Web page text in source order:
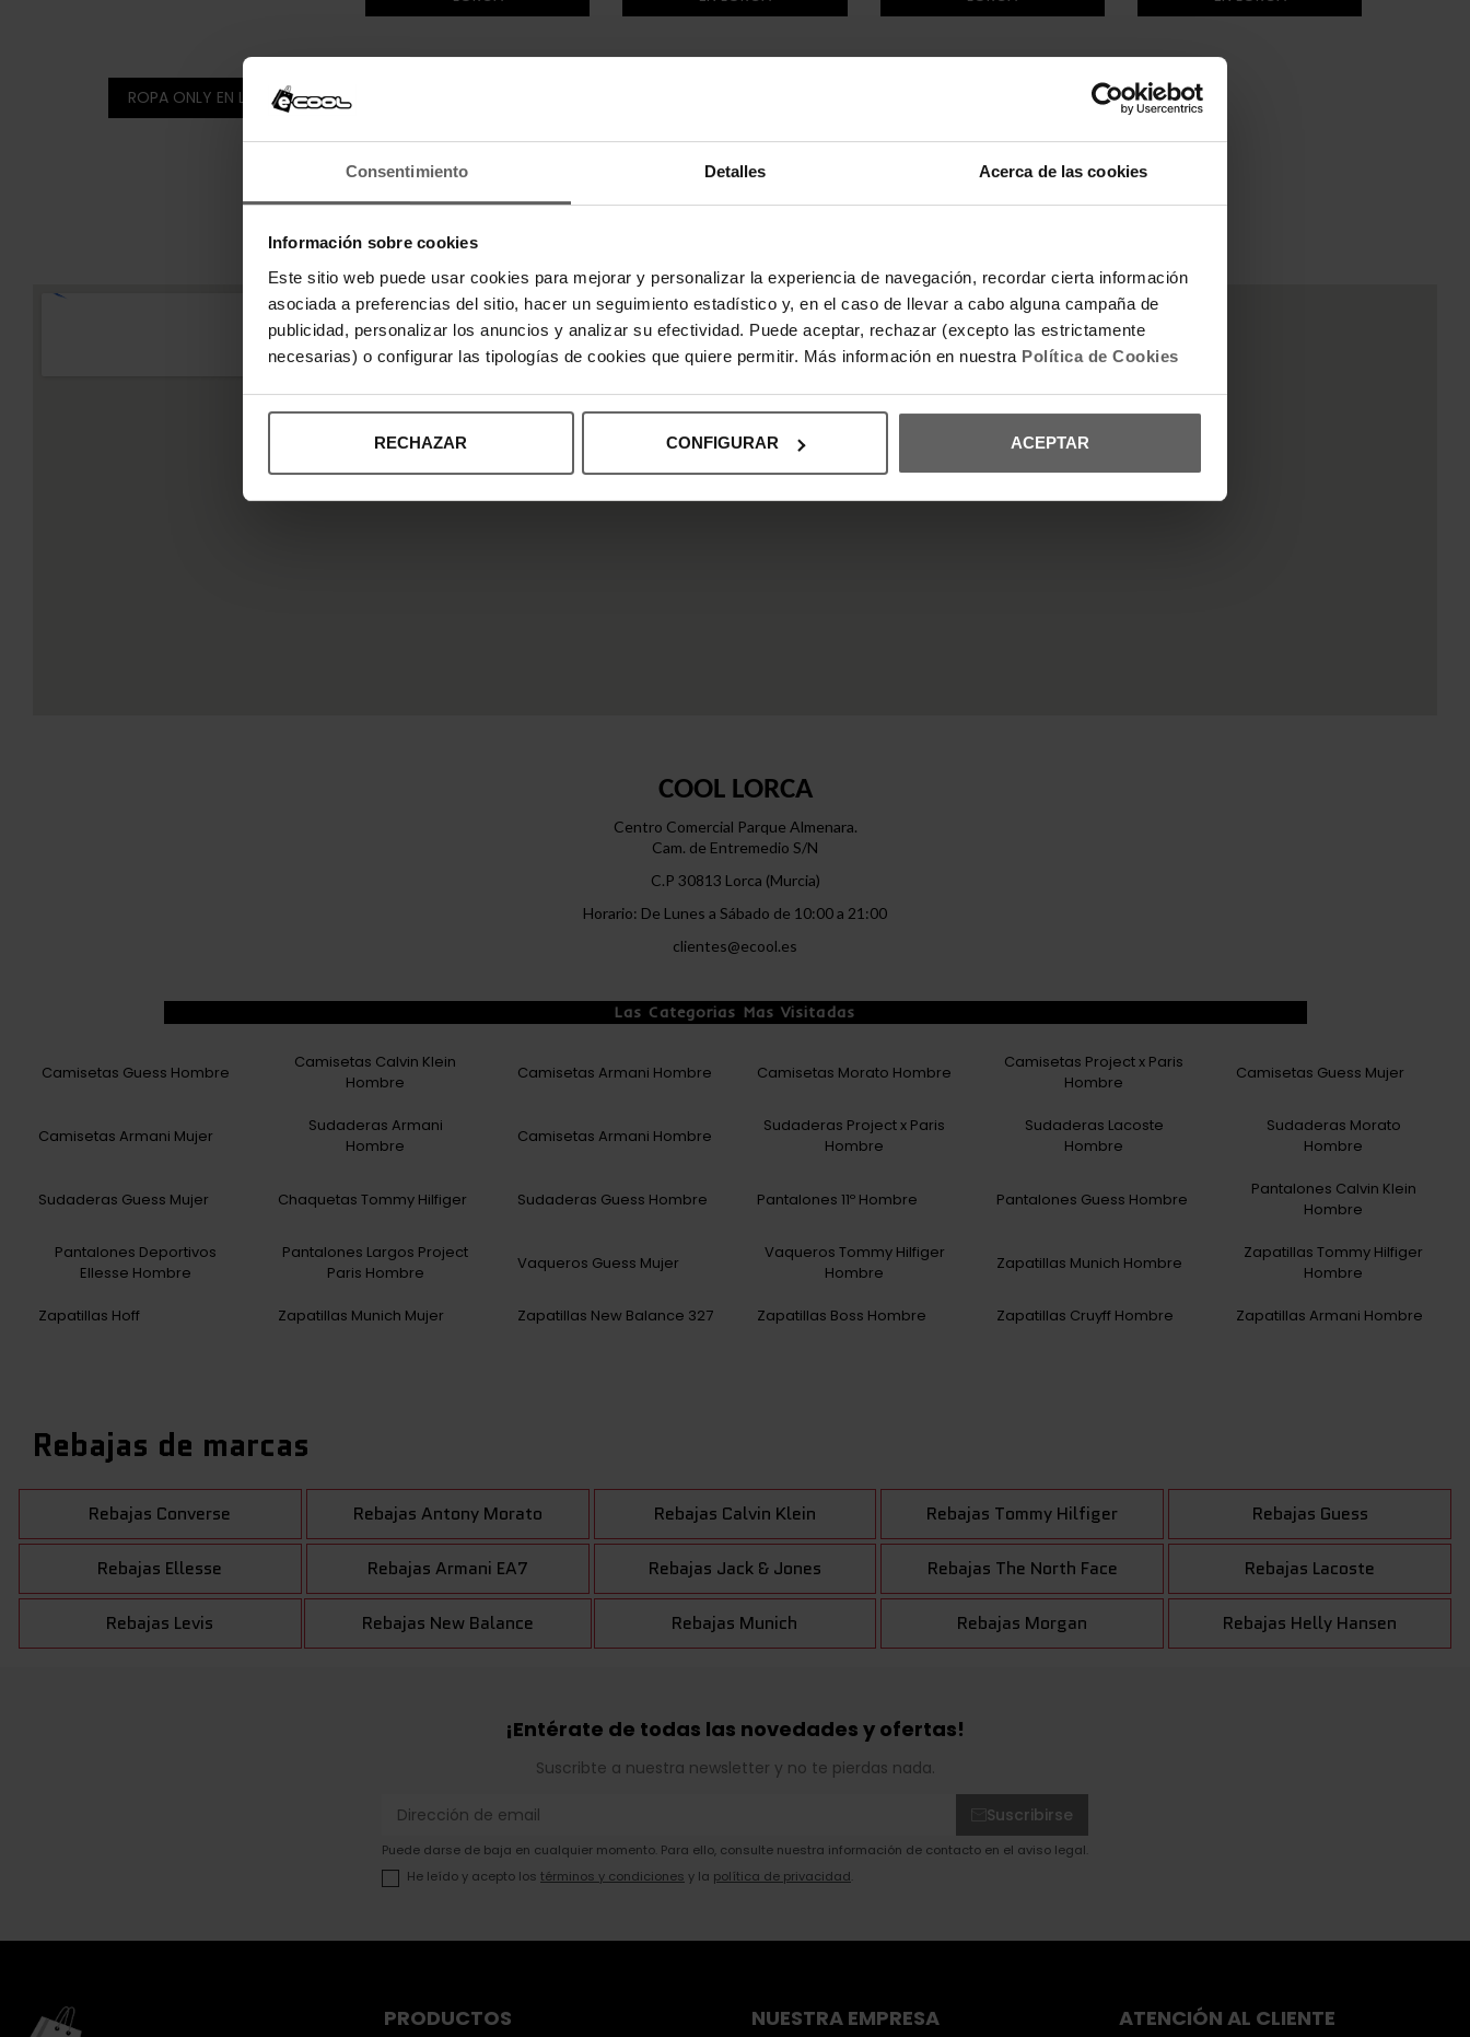
Consentimiento Detalles Acerca de las cookies
Información sobre cookies
Este sitio web puede usar cookies para mejorar y personalizar la experiencia de navegación, recordar cierta información
asociada a preferencias del sitio, hacer un seguimiento estadístico y, en el caso de llevar a cabo alguna campaña de
publicidad, personalizar los anuncios y analizar su efectividad. Puede aceptar, rechazar (excepto las estrictamente
necesarias) o configurar las tipologías de cookies que quiere permitir. Más información en nuestra Política de Cookies
RECHAZAR CONFIGURAR ACEPTAR
ROPA ONLY EN LORCA
COOL LORCA
Centro Comercial Parque Almenara.
Cam. de Entremedio S/N
C.P 30813 Lorca (Murcia)
Horario: De Lunes a Sábado de 10:00 a 21:00
clientes@ecool.es
Las Categorias Mas Visitadas
Camisetas Guess Hombre
Camisetas Calvin Klein
Hombre
Camisetas Armani Hombre Camisetas Morato Hombre
Camisetas Project x Paris
Hombre
Camisetas Guess Mujer
Camisetas Armani Mujer
Sudaderas Armani
Hombre
Camisetas Armani Hombre
Sudaderas Project x Paris
Hombre
Sudaderas Lacoste
Hombre
Sudaderas Morato
Hombre
Sudaderas Guess Mujer Chaquetas Tommy Hilfiger Sudaderas Guess Hombre Pantalones 11º Hombre Pantalones Guess Hombre
Pantalones Calvin Klein
Hombre
Pantalones Deportivos
Ellesse Hombre
Pantalones Largos Project
Paris Hombre
Vaqueros Guess Mujer
Vaqueros Tommy Hilfiger
Hombre
Zapatillas Munich Hombre
Zapatillas Tommy Hilfiger
Hombre
Zapatillas Hoff Zapatillas Munich Mujer Zapatillas New Balance 327 Zapatillas Boss Hombre Zapatillas Cruyff Hombre Zapatillas Armani Hombre
Rebajas de marcas
Rebajas Converse Rebajas Antony Morato Rebajas Calvin Klein Rebajas Tommy Hilfiger Rebajas Guess
Rebajas Ellesse Rebajas Armani EA7 Rebajas Jack & Jones Rebajas The North Face Rebajas Lacoste
Rebajas Levis Rebajas New Balance Rebajas Munich Rebajas Morgan Rebajas Helly Hansen
¡Entérate de todas las novedades y ofertas!
Suscribte a nuestra newsletter y no te pierdas nada.
Suscribirse
Puede darse de baja en cualquier momento. Para ello, consulte nuestra información de contacto en el aviso legal.
He leído y acepto los términos y condiciones y la política de privacidad.
PRODUCTOS ATENCIÓN AL CLIENTE
NUESTRA EMPRESA